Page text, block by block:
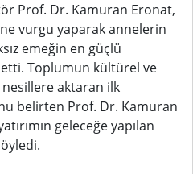
Prof. Dr. Kamuran Eronat,
vurgu yaparak annelerin
emeğin en güçlü
Toplumun kültürel ve
aktaran ilk
belirten Prof. Dr. Kamuran
geleceğe yapılan